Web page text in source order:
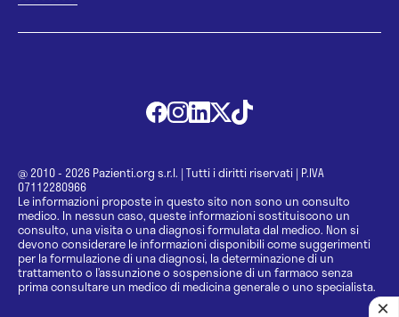
@ 2010 - 2026 Pazienti.org s.r.l. | Tutti i diritti riservati | P.IVA
07112280966
Le informazioni proposte in questo sito non sono un consulto
medico. In nessun caso, queste informazioni sostituiscono un
consulto, una visita o una diagnosi formulata dal medico. Non si
devono considerare le informazioni disponibili come suggerimenti
per la formulazione di una diagnosi, la determinazione di un
trattamento o l’assunzione o sospensione di un farmaco senza
prima consultare un medico di medicina generale o uno specialista.